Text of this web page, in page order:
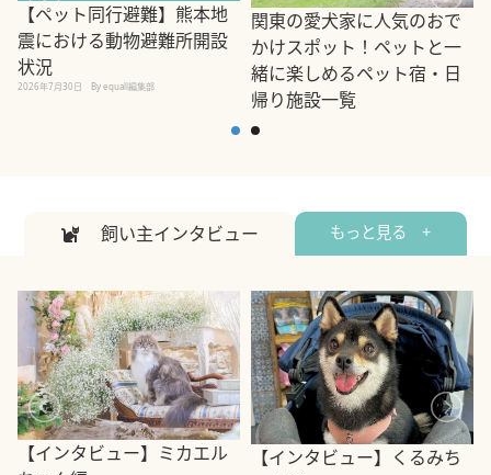
【ペット同行避難】熊本地
震における動物避難所開設
状況
2026年7月30日 By equall編集部
関東の愛犬家に人気のおで
かけスポット！ペットと一
緒に楽しめるペット宿・日
帰り施設一覧
飼い主インタビュー もっと見る +
【インタビュー】ミカエル
【インタビュー】くるみち